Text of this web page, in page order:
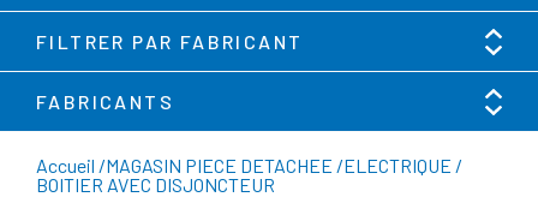
Accueil /MAGASIN PIECE DETACHEE /ELECTRIQUE /
BOITIER AVEC DISJONCTEUR
FILTRER PAR FABRICANT
FABRICANTS